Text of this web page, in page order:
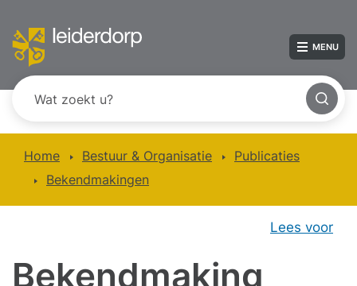
MENU
Home Bestuur & Organisatie
Publicaties
Bekendmakingen
Lees voor
Bekendmaking